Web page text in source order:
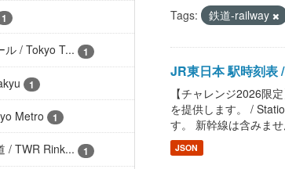
1
ル / Tokyo T... 1
1
Metro 1
/ TWR Rink... 1
Tags: 鉄道-railway
JR東日本 駅時刻
【チャレンジ2026限
を提供します。 /
す。 新幹線は含みま
JSON